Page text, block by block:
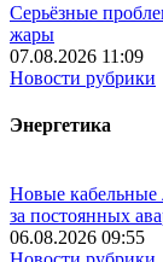
Серьёзные
жары
07.08.2026 11:09
Новости рубрики
Энергетика
Новые кабельные
за постоянных
06.08.2026 09:55